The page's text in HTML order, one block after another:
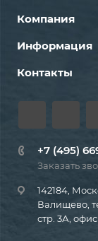
Компания
Информация
Контакты
+7 (495)
Заказать
142184,
Валищево,
стр. 3А,